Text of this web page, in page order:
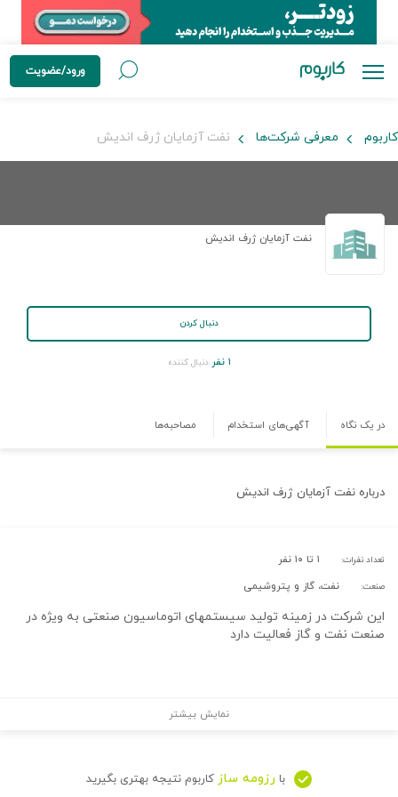
ورود/عضویت
کاربوم معرفی شرکت‌ها نفت آزمایان ژرف اندیش
نفت آزمایان ژرف اندیش
دنبال کردن
۱ نفر دنبال کننده
در یک نگاه آگهی‌های استخدام مصاحبه‌ها
درباره نفت آزمایان ژرف اندیش
تعداد نفرات: ۱ تا ۱۰ نفر
صنعت: نفت، گاز و پتروشیمی
این شرکت در زمینه تولید سیستمهای اتوماسیون صنعتی به ویژه در
صنعت نفت و گاز فعالیت دارد
نمایش بیشتر
با رزومه ساز کاربوم نتیجه بهتری بگیرید